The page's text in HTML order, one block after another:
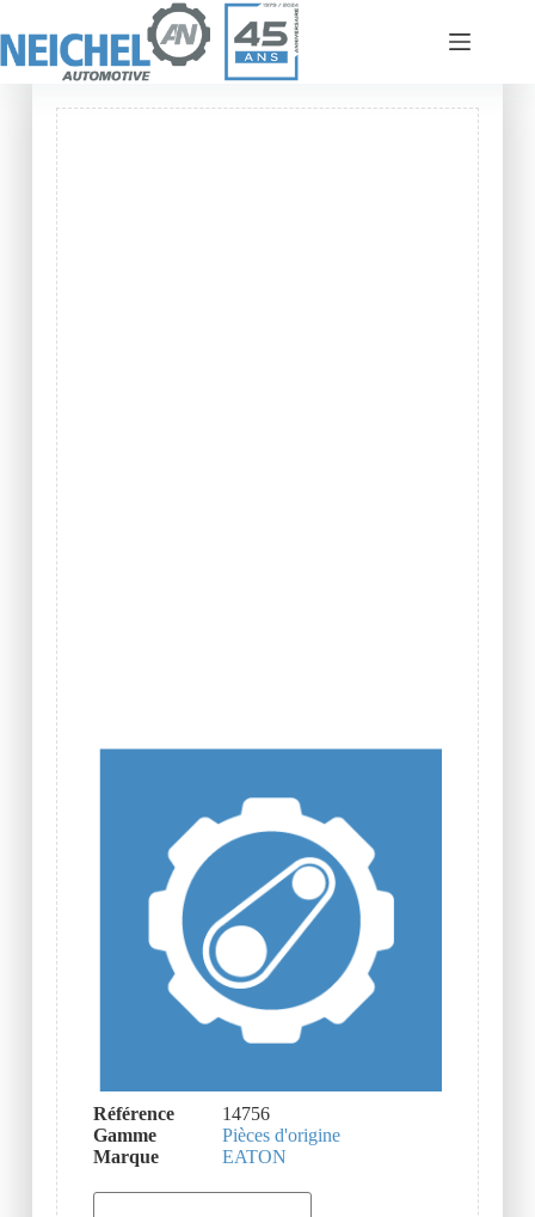
Référence
14756
Gamme
Pièces d'origine
Marque
EATON